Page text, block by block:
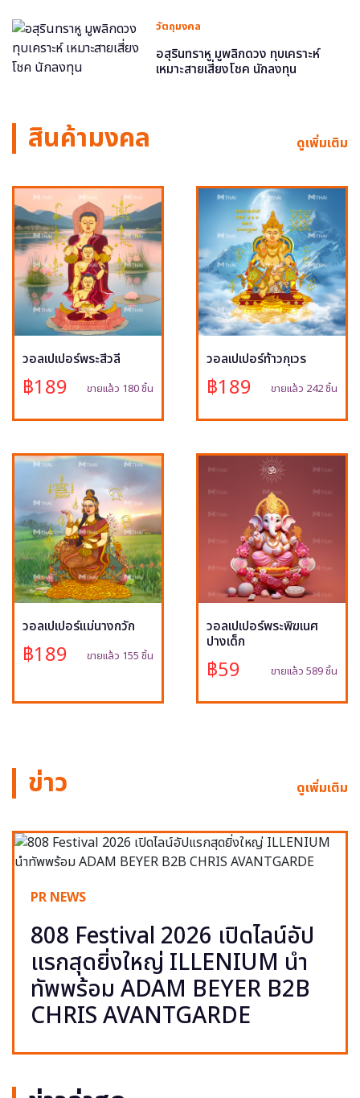
วัตถุมงคล
อสุรินทราหู มูพลิกดวง ทุบเคราะห์
เหมาะสายเสี่ยงโชค นักลงทุน
สินค้ามงคล ดูเพิ่มเติม
วอลเปเปอร์พระสีวลี
฿189 ขายแล้ว 180 ชิ้น
วอลเปเปอร์ท้าวกุเวร
฿189 ขายแล้ว 242 ชิ้น
วอลเปเปอร์แม่นางกวัก
฿189 ขายแล้ว 155 ชิ้น
วอลเปเปอร์พระพิฆเนศ
ปางเด็ก
฿59 ขายแล้ว 589 ชิ้น
ข่าว ดูเพิ่มเติม
PR NEWS
808 Festival 2026 เปิดไลน์อัป
แรกสุดยิ่งใหญ่ ILLENIUM นำ
ทัพพร้อม ADAM BEYER B2B
CHRIS AVANTGARDE